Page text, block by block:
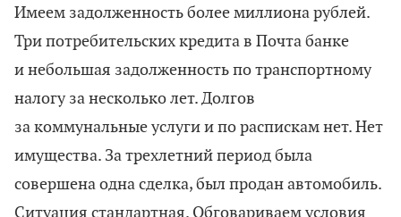
Имеем задолженность более миллиона рублей.
Три потребительских кредита в Почта банке
и небольшая задолженность по транспортному
налогу за несколько лет. Долгов
за коммунальные услуги и по распискам нет. Нет
имущества. За трехлетний период была
совершена одна сделка, был продан автомобиль.
Ситуация стандартная. Обговариваем условия